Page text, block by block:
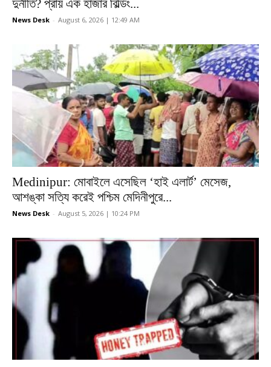
দুর্নীতি? প্রায় এক হাজার বিল্ডিং...
News Desk - August 6, 2026 | 12:49 AM
Medinipur: মোবাইলে এসেছিল ‘হাই এলার্ট’ মেসেজ,
আশঙ্কা সত্যি করেই পশ্চিম মেদিনীপুরে...
News Desk - August 5, 2026 | 10:24 PM